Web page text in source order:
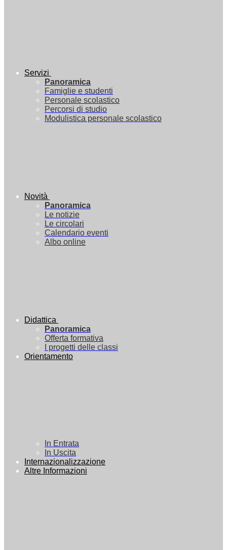
Servizi
Panoramica
Famiglie e studenti
Personale scolastico
Percorsi di studio
Modulistica personale scolastico
Novità
Panoramica
Le notizie
Le circolari
Calendario eventi
Albo online
Didattica
Panoramica
Offerta formativa
I progetti delle classi
Orientamento
In Entrata
In Uscita
Internazionalizzazione
Altre Informazioni